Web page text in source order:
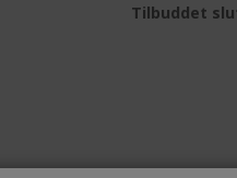
Tilbuddet